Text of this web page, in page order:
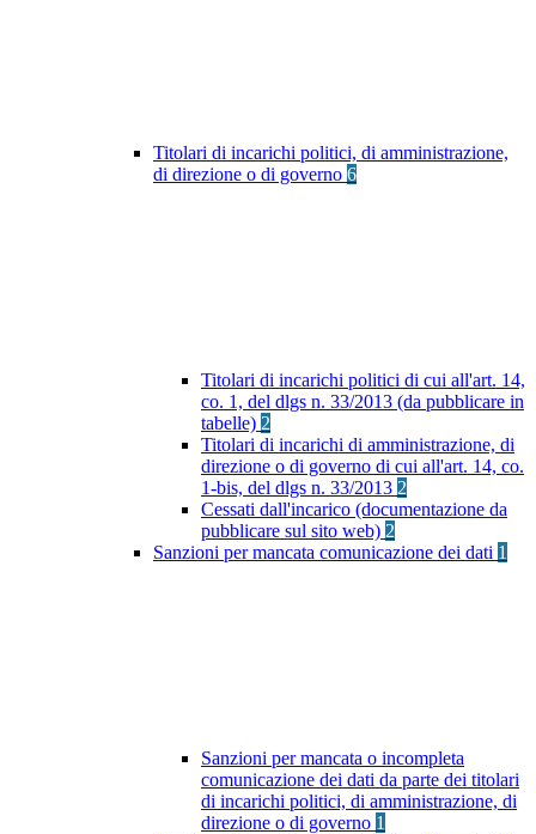
Titolari di incarichi politici, di amministrazione,
di direzione o di governo 6
Titolari di incarichi politici di cui all'art. 14,
co. 1, del dlgs n. 33/2013 (da pubblicare in
tabelle) 2
Titolari di incarichi di amministrazione, di
direzione o di governo di cui all'art. 14, co.
1-bis, del dlgs n. 33/2013 2
Cessati dall'incarico (documentazione da
pubblicare sul sito web) 2
Sanzioni per mancata comunicazione dei dati 1
Sanzioni per mancata o incompleta
comunicazione dei dati da parte dei titolari
di incarichi politici, di amministrazione, di
direzione o di governo 1